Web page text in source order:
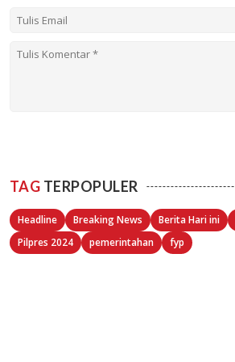
TAG TERPOPULER
Headline Breaking News Berita Hari ini
Pilpres 2024
pemerintahan fyp